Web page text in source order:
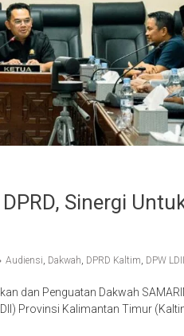
Sinergi
Audiensi, Dakwah, DPRD Kaltim, DPW
dan Penguatan Dakwah
Provinsi Kalimantan Timur